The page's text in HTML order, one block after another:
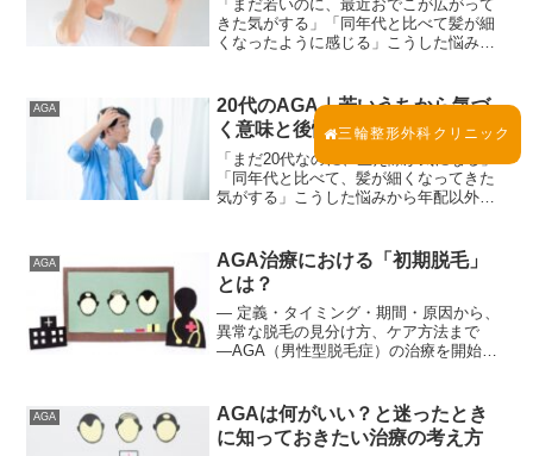
「まだ若いのに、最近おでこが広がって
きた気がする」「同年代と比べて髪が細
くなったように感じる」こうした悩みか
髪の変化を感じると、不安や焦りを抱き
やすいものです。しかし...
AGA
20代のAGA｜若いうちから気づ
く意味と後悔しない向き合い方
「まだ20代なのに、生え際が気になる」
「同年代と比べて、髪が細くなってきた
気がする」こうした悩みから年配以外の
イメージを持たれがちですが、実際には
20代で髪の変化を感...
AGA
AGA治療における「初期脱毛」
とは？
― 定義・タイミング・期間・原因から、
異常な脱毛の見分け方、ケア方法まで
―AGA（男性型脱毛症）の治療を開始し
なくありません。その多くがいわゆる初
期脱毛と呼ばれる現象...
AGA
AGAは何がいい？と迷ったとき
に知っておきたい治療の考え方
三輪整形外科クリニック